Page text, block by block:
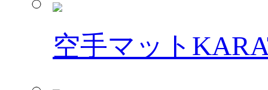
空手マット